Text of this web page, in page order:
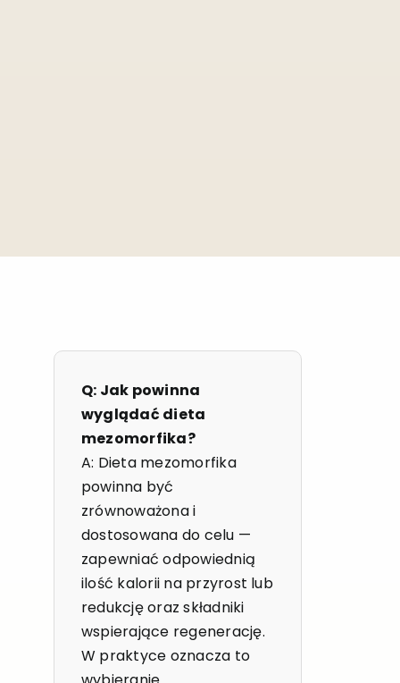
Q: Jak powinna
wyglądać dieta
mezomorfika?
A: Dieta mezomorfika
powinna być
zrównoważona i
dostosowana do celu —
zapewniać odpowiednią
ilość kalorii na przyrost lub
redukcję oraz składniki
wspierające regenerację.
W praktyce oznacza to